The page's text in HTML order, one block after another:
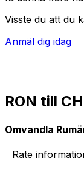
Visste du att du
Anmäl dig idag
RON till
Omvandla
Rate